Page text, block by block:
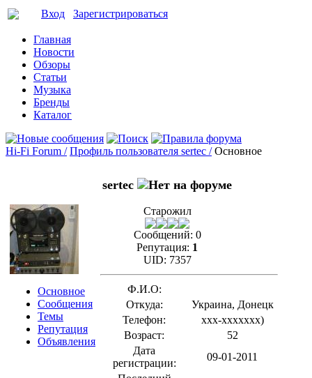
Вход Зарегистрироваться
Главная
Новости
Обзоры
Статьи
Музыка
Бренды
Каталог
Hi-Fi Forum / Профиль пользователя sertec / Основное
Основное
Сообщения
Темы
Репутация
Объявления
sertec
Старожил
Сообщений: 0
Репутация: 1
UID: 7357
Ф.И.О:
Откуда:
Украина, Донецк
Телефон:
xxx-xxxxxxx)
Возраст:
52
Дата
регистрации:
09-01-2011